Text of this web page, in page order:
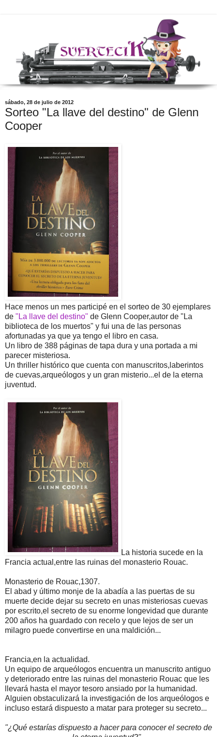
sábado, 28 de julio de 2012
Sorteo "La llave del destino" de Glenn
Cooper
Hace menos un mes participé en el sorteo de 30 ejemplares
de "La llave del destino" de Glenn Cooper,autor de "La
biblioteca de los muertos" y fui una de las personas
afortunadas ya que ya tengo el libro en casa.
Un libro de 388 páginas de tapa dura y una portada a mi
parecer misteriosa.
Un thriller histórico que cuenta con manuscritos,laberintos
de cuevas,arqueólogos y un gran misterio...el de la eterna
juventud.
La historia sucede en la
Francia actual,entre las ruinas del monasterio Rouac.
Monasterio de Rouac,1307.
El abad y último monje de la abadía a las puertas de su
muerte decide dejar su secreto en unas misteriosas cuevas
por escrito,el secreto de su enorme longevidad que durante
200 años ha guardado con recelo y que lejos de ser un
milagro puede convertirse en una maldición...
Francia,en la actualidad.
Un equipo de arqueólogos encuentra un manuscrito antiguo
y deteriorado entre las ruinas del monasterio Rouac que les
llevará hasta el mayor tesoro ansiado por la humanidad.
Alguien obstaculizará la investigación de los arqueólogos e
incluso estará dispuesto a matar para proteger su secreto...
"¿Qué estarías dispuesto a hacer para conocer el secreto de